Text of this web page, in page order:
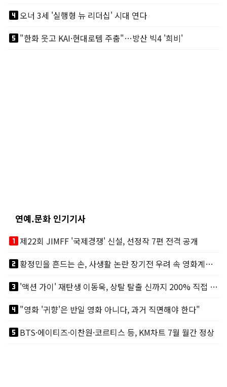
looks_4오너 3세 '실행형 뉴 리더십' 시대 연다
looks_5"한화 웃고 KAI·현대로템 주춤"…방산 빅4 '희비'
연예.문화 인기기사
looks_one제22회 JIMFF '국제경쟁' 신설, 선정작 7편 전격 공개
looks_two
황정민을 흔드는 손, 사생활 논란 장기전 우려 속 영화계도 리스크
looks_3
'액션 가이' 재탄생 이동욱, 상탈 탈출 신까지 200% 직접 소화
looks_4"영화 '귀향'은 반일 영화 아니다, 과거 직면해야 한다"
looks_5BTS·에이티즈·이찬원·코르티스 등, KM차트 7월 월간 정상